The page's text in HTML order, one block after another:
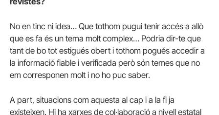
No en tinc ni idea… Que tothom pugui tenir accés a allò
que es fa és un tema molt complex… Podria dir-te que
tant de bo tot estigués obert i tothom pogués accedir a
la informació fiable i verificada però són temes que no
em corresponen molt i no ho puc saber.
A part, situacions com aquesta al cap i a la fi ja
existeixen. Hi ha xarxes de col·laboració a nivell estatal